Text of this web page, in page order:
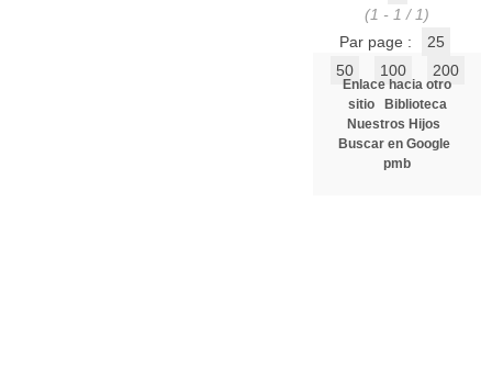
(1 - 1 / 1)
Par page :
25
50
100 200
Enlace hacia otro
sitio
Biblioteca
Nuestros Hijos
Buscar en Google
pmb